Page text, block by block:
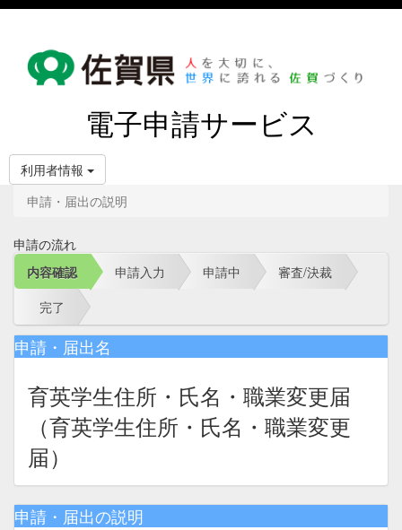
電子申請サービス
利用者情報
申請・届出の説明
申請の流れ
内容確認
申請入力 申請中
審査/決裁
完了
申請・届出名
育英学生住所・氏名・職業変更届
（育英学生住所・氏名・職業変更
届）
申請・届出の説明